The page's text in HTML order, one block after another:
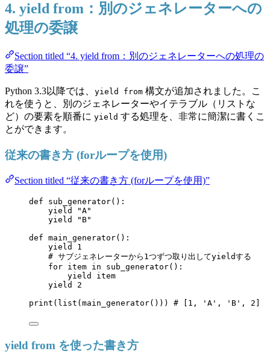
4. yield from：別のジェネレーターへの
処理の委譲
Section titled “4. yield from：別のジェネレーターへの処理の
委譲”
Python 3.3以降では、 yield from 構文が追加されました。こ
れを使うと、別のジェネレーターやイテラブル（リストな
ど）の要素を順番に yield する処理を、非常に簡潔に書くこ
とができます。
従来の書き方 (forループを使用)
Section titled “従来の書き方 (forループを使用)”
def sub_generator() :
yield
"A"
yield
" B"
def main_generator() :
yield
1
# サブジェネレーターから1つずつ取り出してyieldする
for item in sub_generator():
yield
item
yield
2
print ( list ( main_generator())) # [1, 'A', 'B', 2]
yield from を使った書き方